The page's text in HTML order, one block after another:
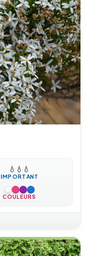
💧 💧 💧
IMPORTANT
COULEURS